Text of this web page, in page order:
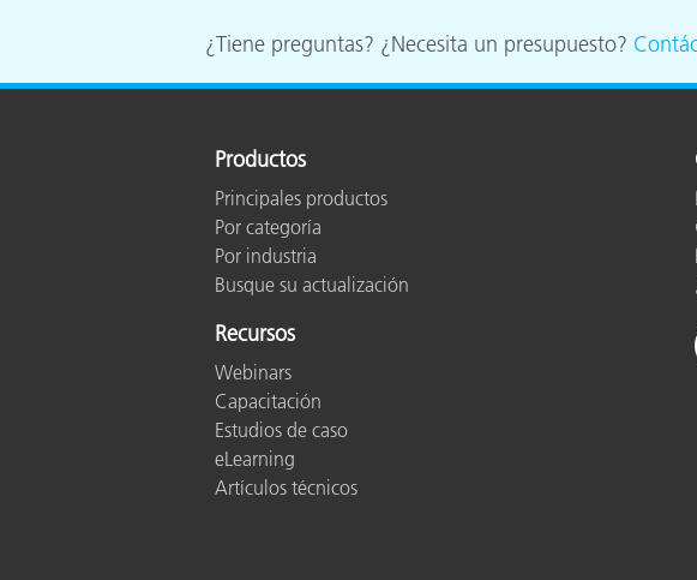
Fabricantes de Cosméticos
Papel
¿Tiene preguntas? ¿Necesita un presupuesto?
Productos
Principales productos
Por categoría
Por industria
Busque su actualización
Recursos
Webinars
Capacitación
Estudios de caso
eLearning
Artículos técnicos